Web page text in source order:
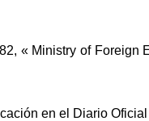
« Ministry of
en el Diario